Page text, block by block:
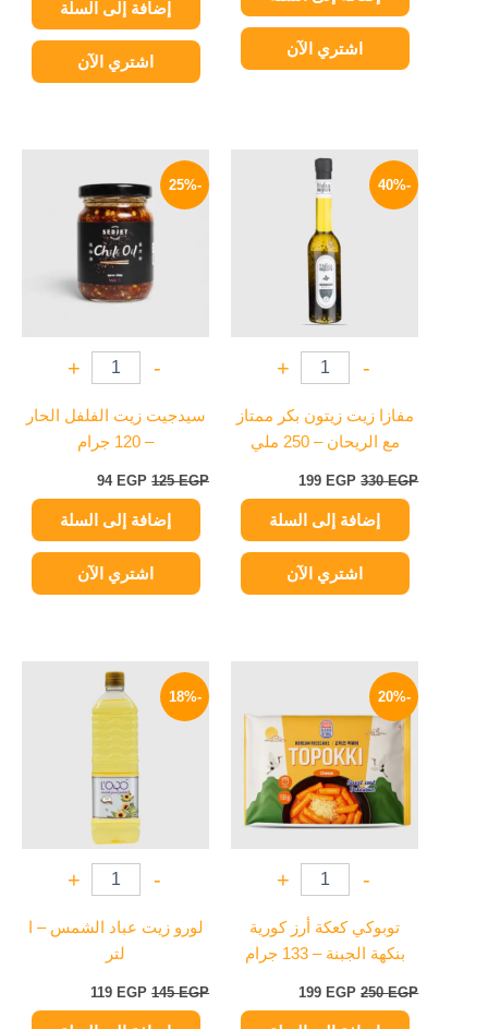
اشتري الآن
إضافة إلى السلة
اشتري الآن
-40%
-
+
مفازا زيت زيتون بكر ممتاز
مع الريحان – 250 ملي
330EGP
السعر
الأصلي
199 EGP
إضافة إلى السلة
اشتري الآن
-25%
-
+
سيدجيت زيت الفلفل الحار
– 120 جرام
125EGP
هو:
125 EGP.
94 EGP
هو:
94 EGP.
إضافة إلى السلة
اشتري الآن
-20%
-
+
توبوكي كعكة أرز كورية
بنكهة الجبنة – 133 جرام
250EGP
199 EGP
199 EGP.
-18%
-
+
لورو زيت عباد الشمس – ا
لتر
145EGP
السعر
الأصلي
هو:
145 EGP.
119 EGP
هو:
119 EGP.